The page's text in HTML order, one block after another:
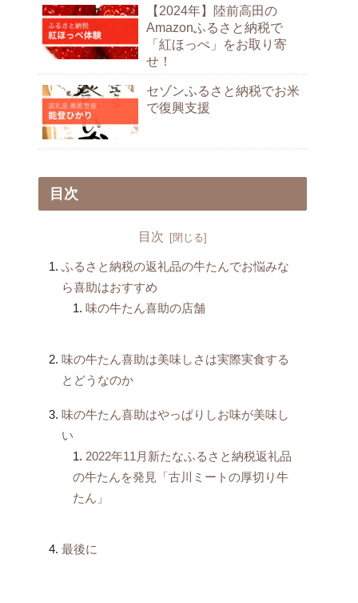
【2024年】陸前高田の
Amazonふるさと納税で
「紅ほっぺ」をお取り寄
せ！
セゾンふるさと納税でお米
で復興支援
目次
目次
ふるさと納税の返礼品の牛たんでお悩みな
ら喜助はおすすめ
味の牛たん喜助の店舗
味の牛たん喜助は美味しさは実際実食する
とどうなのか
味の牛たん喜助はやっぱりしお味が美味し
い
2022年11月新たなふるさと納税返礼品
の牛たんを発見「古川ミートの厚切り牛
たん」
最後に